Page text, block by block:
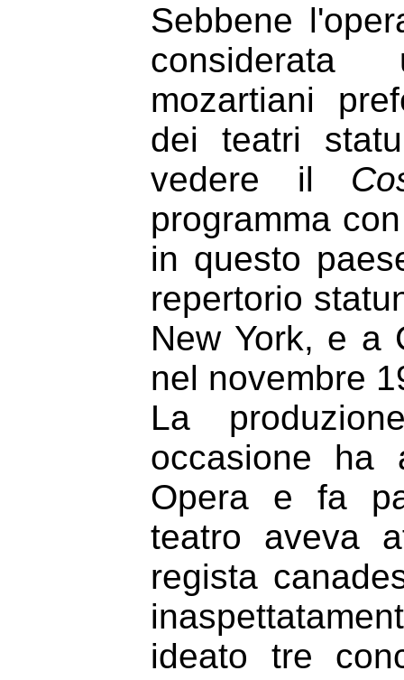
Sebbene
mozartiani
dei teatri
vedere il
programma
in questo
repertorio
New York, e a
nel novembre
La
occasione ha
Opera e fa
teatro aveva
regista
ideato tre